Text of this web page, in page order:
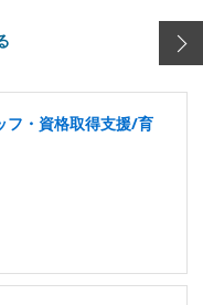
フ・資格取得支援/育